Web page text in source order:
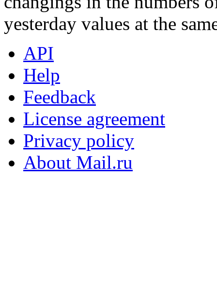
yesterday values at the
API
Help
Feedback
License agreement
Privacy policy
About Mail.ru